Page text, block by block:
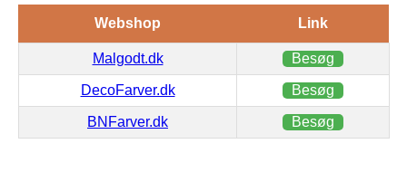
Webshop Link
Malgodt.dk Besøg
DecoFarver.dk Besøg
BNFarver.dk Besøg